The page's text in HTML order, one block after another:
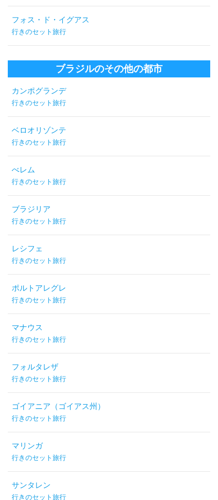
フォス・ド・イグアス
行きのセット旅行
ブラジルのその他の都市
カンポグランデ
行きのセット旅行
ベロオリゾンテ
行きのセット旅行
べレム
行きのセット旅行
ブラジリア
行きのセット旅行
レシフェ
行きのセット旅行
ポルトアレグレ
行きのセット旅行
マナウス
行きのセット旅行
フォルタレザ
行きのセット旅行
ゴイアニア（ゴイアス州）
行きのセット旅行
マリンガ
行きのセット旅行
サンタレン
行きのセット旅行